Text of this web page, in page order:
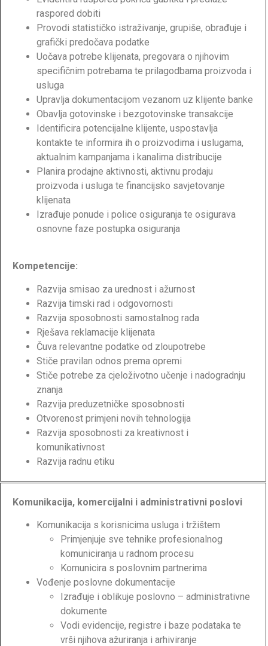
raspored dobiti
Provodi statističko istraživanje, grupiše, obrađuje i
grafički predočava podatke
Uočava potrebe klijenata, pregovara o njihovim
specifičnim potrebama te prilagodbama proizvoda i
usluga
Upravlja dokumentacijom vezanom uz klijente banke
Obavlja gotovinske i bezgotovinske transakcije
Identificira potencijalne klijente, uspostavlja
kontakte te informira ih o proizvodima i uslugama,
aktualnim kampanjama i kanalima distribucije
Planira prodajne aktivnosti, aktivnu prodaju
proizvoda i usluga te financijsko savjetovanje
klijenata
Izrađuje ponude i police osiguranja te osigurava
osnovne faze postupka osiguranja
Kompetencije:
Razvija smisao za urednost i ažurnost
Razvija timski rad i odgovornosti
Razvija sposobnosti samostalnog rada
Rješava reklamacije klijenata
Čuva relevantne podatke od zloupotrebe
Stiče pravilan odnos prema opremi
Stiče potrebe za cjeloživotno učenje i nadogradnju
znanja
Razvija preduzetničke sposobnosti
Otvorenost primjeni novih tehnologija
Razvija sposobnosti za kreativnost i
komunikativnost
Razvija radnu etiku
Komunikacija, komercijalni i administrativni poslovi
Komunikacija s korisnicima usluga i tržištem
Primjenjuje sve tehnike profesionalnog
komuniciranja u radnom procesu
Komunicira s poslovnim partnerima
Vođenje poslovne dokumentacije
Izrađuje i oblikuje poslovno – administrativne
dokumente
Vodi evidencije, registre i baze podataka te
vrši njihova ažuriranja i arhiviranje